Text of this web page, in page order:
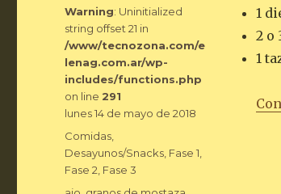
1
2 o
1
Warning: Uninitialized
string offset 21 in
/www/tecnozona.com/e
lenag.com.ar/wp-
includes/functions.php
on line 291
Publicado
lunes 14 de mayo de 2018
Categorías
Comidas
Desayunos/Snacks Fase 1
Fase 2 Fase 3